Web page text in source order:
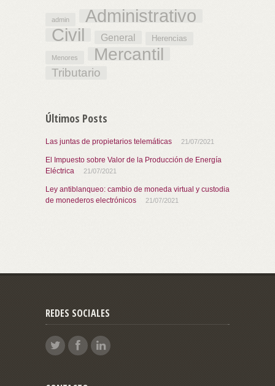
admin Administrativo
Civil General Herencias
Menores Mercantil
Tributario
Últimos Posts
Las juntas de propietarios telemáticas 21/07/2021
El Impuesto sobre Valor de la Producción de Energía
Eléctrica
21/07/2021
Ley antiblanqueo: cambio de moneda virtual y custodia
de monederos electrónicos
21/07/2021
REDES SOCIALES